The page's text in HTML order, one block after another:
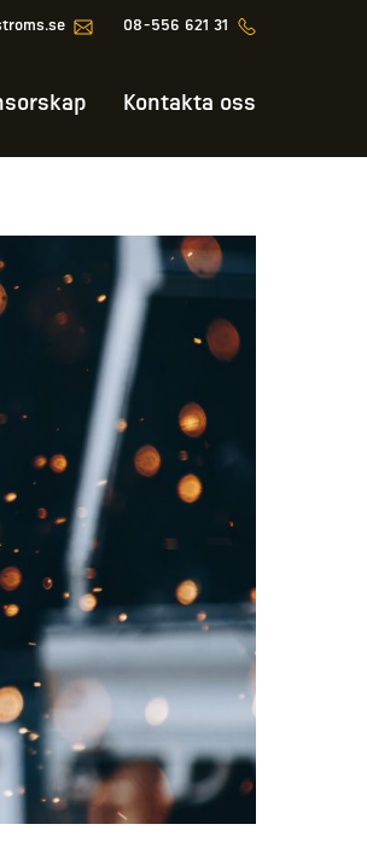
08-556 621 31
Kontakta oss